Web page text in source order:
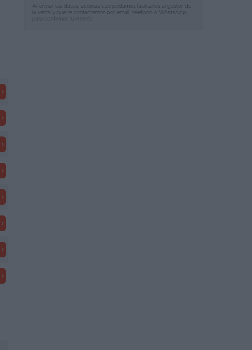
Al enviar tus datos, aceptas que podamos facilitarlos al gestor de
la venta y que te contactemos por email, teléfono o WhatsApp
para confirmar tu interés.